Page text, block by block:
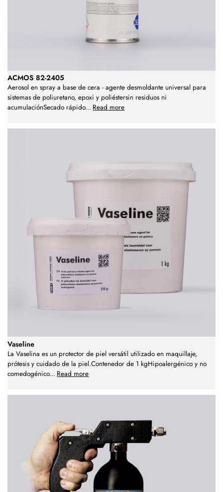
ACMOS 82-2405
Aerosol en spray a base de cera - agente desmoldante universal para
sistemas de poliuretano, epoxi y poliéstersin residuos ni
acumulaciónSecado rápido... Read more
Vaseline
La Vaselina es un protector de piel versátil utilizado en maquillaje,
prótesis y cuidado de la piel.Contenedor de 1 kgHipoalergénico y no
comedogénico... Read more